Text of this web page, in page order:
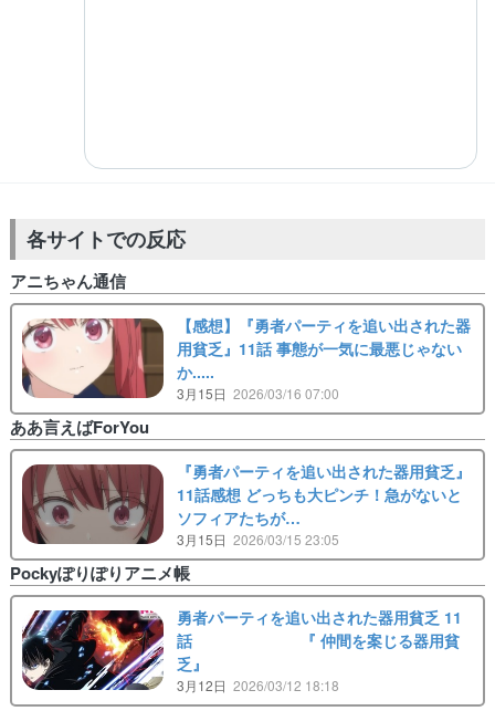
各サイトでの反応
アニちゃん通信
【感想】『勇者パーティを追い出された器
用貧乏』11話 事態が一気に最悪じゃない
か.....
3月15日 2026/03/16 07:00
ああ言えばForYou
『勇者パーティを追い出された器用貧乏』
11話感想 どっちも大ピンチ！急がないと
ソフィアたちが…
3月15日 2026/03/15 23:05
Pockyぽりぽりアニメ帳
勇者パーティを追い出された器用貧乏 11
話 『 仲間を案じる器用貧
乏』
3月12日 2026/03/12 18:18